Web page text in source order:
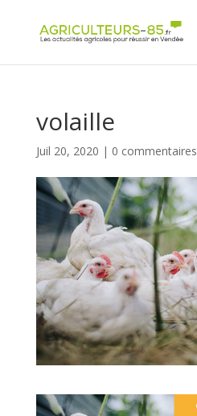
volaille
Juil 20, 2020 | 0 commentaires